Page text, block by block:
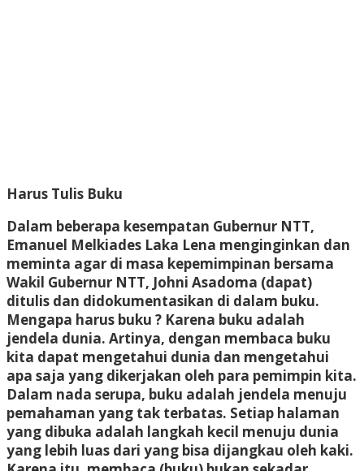
Harus Tulis Buku
Dalam beberapa kesempatan Gubernur NTT,
Emanuel Melkiades Laka Lena menginginkan dan
meminta agar di masa kepemimpinan bersama
Wakil Gubernur NTT, Johni Asadoma (dapat)
ditulis dan didokumentasikan di dalam buku.
Mengapa harus buku ? Karena buku adalah
jendela dunia. Artinya, dengan membaca buku
kita dapat mengetahui dunia dan mengetahui
apa saja yang dikerjakan oleh para pemimpin kita.
Dalam nada serupa, buku adalah jendela menuju
pemahaman yang tak terbatas. Setiap halaman
yang dibuka adalah langkah kecil menuju dunia
yang lebih luas dari yang bisa dijangkau oleh kaki.